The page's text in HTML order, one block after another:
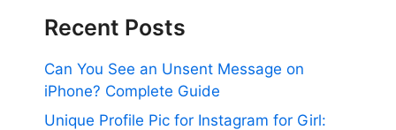
Recent Posts
Can You See an Unsent Message on
iPhone? Complete Guide
Unique Profile Pic for Instagram for Girl: